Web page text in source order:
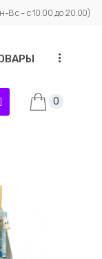
Вс - с 10:00 до 20:00)
...
0